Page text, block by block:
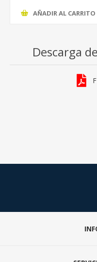
AÑADIR AL CARRITO
Descarga